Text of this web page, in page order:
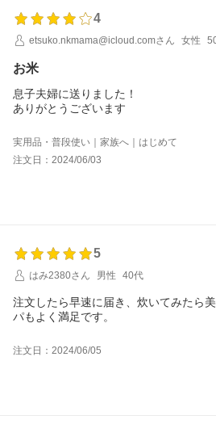
4
etsuko.nkmama@icloud.comさん
女性
お米
息子夫婦に送りました！
ありがとうございます
実用品・普段使い｜家族へ｜はじめて
注文日：2024/06/03
5
はみ2380さん
男性 40代
注文したら早速に届き、炊いてみたら
パもよく満足です。
注文日：2024/06/05